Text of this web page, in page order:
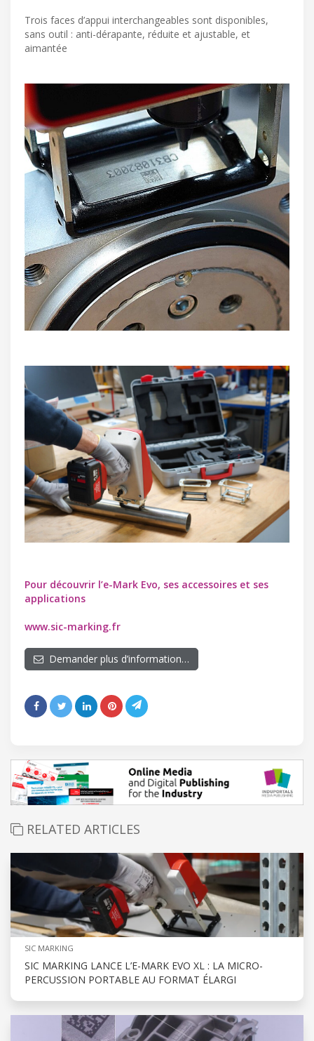
Trois faces d’appui interchangeables sont disponibles,
sans outil : anti-dérapante, réduite et ajustable, et
aimantée
Pour découvrir l’e-Mark Evo, ses accessoires et ses
applications
www.sic-marking.fr
Demander plus d’information…
RELATED ARTICLES
SIC MARKING
SIC MARKING LANCE L’E-MARK EVO XL : LA MICRO-
PERCUSSION PORTABLE AU FORMAT ÉLARGI